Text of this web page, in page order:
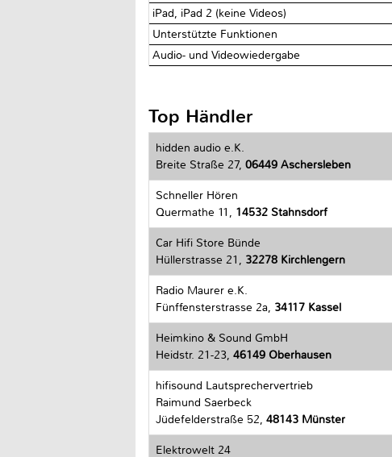
iPad, iPad 2 (keine Videos)
Unterstützte Funktionen
Audio- und Videowiedergabe
Top Händler
hidden audio e.K.
Breite Straße 27, 06449 Aschersleben
Schneller Hören
Quermathe 11, 14532 Stahnsdorf
Car Hifi Store Bünde
Hüllerstrasse 21, 32278 Kirchlengern
Radio Maurer e.K.
Fünffensterstrasse 2a, 34117 Kassel
Heimkino & Sound GmbH
Heidstr. 21-23, 46149 Oberhausen
hifisound Lautsprechervertrieb
Raimund Saerbeck
Jüdefelderstraße 52, 48143 Münster
Elektrowelt 24